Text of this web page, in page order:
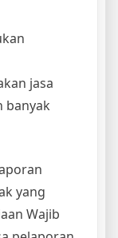
jasa
banyak
yang
Wajib